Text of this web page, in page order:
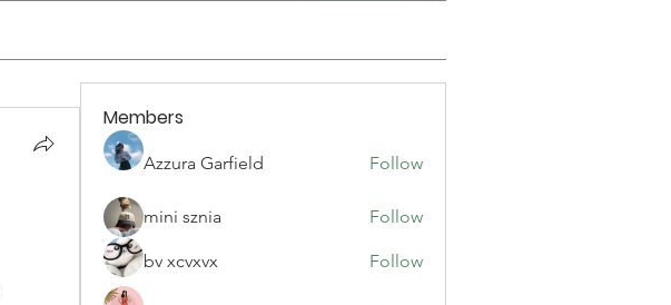
Members
Azzura Garfield Follow
mini sznia Follow
bv xcvxvx Follow